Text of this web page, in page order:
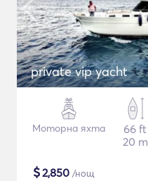
private vip yacht
Моторна яхта
66 ft
20 m
$2,850 /нощ